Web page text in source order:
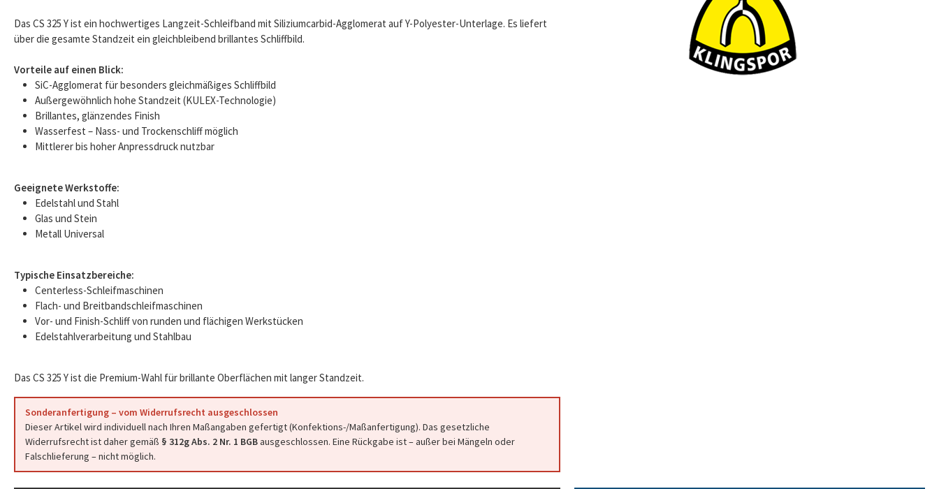
Das CS 325 Y ist ein hochwertiges Langzeit-Schleifband mit Siliziumcarbid-Agglomerat auf Y-Polyester-Unterlage. Es liefert
über die gesamte Standzeit ein gleichbleibend brillantes Schliffbild.
Vorteile auf einen Blick:
SiC-Agglomerat für besonders gleichmäßiges Schliffbild
Außergewöhnlich hohe Standzeit (KULEX-Technologie)
Brillantes, glänzendes Finish
Wasserfest – Nass- und Trockenschliff möglich
Mittlerer bis hoher Anpressdruck nutzbar
Geeignete Werkstoffe:
Edelstahl und Stahl
Glas und Stein
Metall Universal
Typische Einsatzbereiche:
Centerless-Schleifmaschinen
Flach- und Breitbandschleifmaschinen
Vor- und Finish-Schliff von runden und flächigen Werkstücken
Edelstahlverarbeitung und Stahlbau
Das CS 325 Y ist die Premium-Wahl für brillante Oberflächen mit langer Standzeit.
Sonderanfertigung – vom Widerrufsrecht ausgeschlossen
Dieser Artikel wird individuell nach Ihren Maßangaben gefertigt (Konfektions-/Maßanfertigung). Das gesetzliche
Widerrufsrecht ist daher gemäß § 312g Abs. 2 Nr. 1 BGBausgeschlossen. Eine Rückgabe ist – außer bei Mängeln oder
Falschlieferung – nicht möglich.